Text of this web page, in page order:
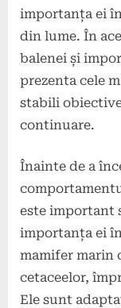
importanța ei
din lume. În
balenei și
prezenta cele
stabili
continuare.
Înainte de a
este important
importanța ei
mamifer marin
cetaceelor,
Ele sunt